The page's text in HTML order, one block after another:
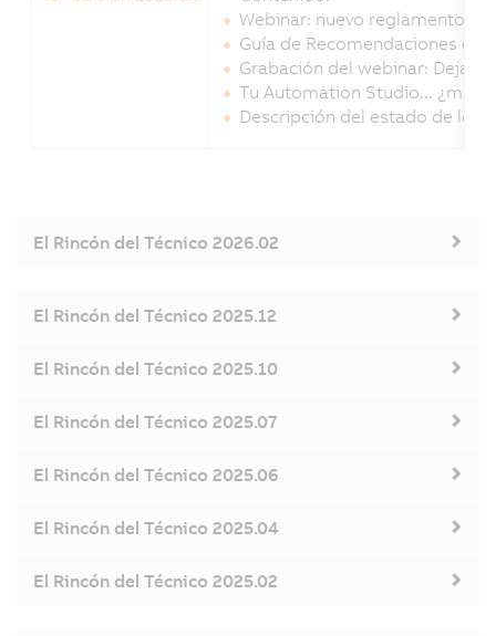
Webinar: nuevo reglamento
Guía de Recomendaciones de
Grabación del webinar: Deja
Tu Automation Studio... ¿más
Descripción del estado de los
El Rincón del Técnico 2026.02
El Rincón del Técnico 2025.12
El Rincón del Técnico 2025.10
El Rincón del Técnico 2025.07
El Rincón del Técnico 2025.06
El Rincón del Técnico 2025.04
El Rincón del Técnico 2025.02